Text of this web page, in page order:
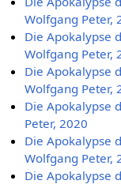
Wolfgang Peter,
Die Apokalypse
Wolfgang Peter,
Die Apokalypse
Wolfgang Peter,
Die Apokalypse
Peter, 2020
Die Apokalypse
Wolfgang Peter,
Die Apokalypse